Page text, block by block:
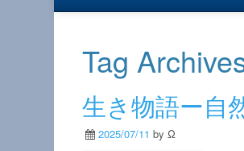
Tag
生き物語ー自
2025/07/11 by Ω